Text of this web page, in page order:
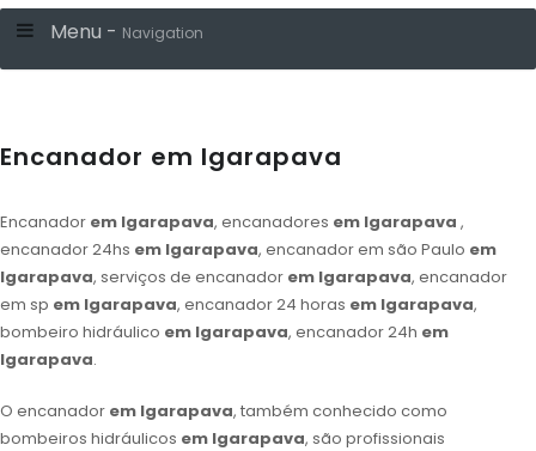
Menu - Navigation
Encanador em Igarapava
Encanador em Igarapava, encanadores em Igarapava ,
encanador 24hs em Igarapava, encanador em são Paulo em
Igarapava, serviços de encanador em Igarapava, encanador
em sp em Igarapava, encanador 24 horas em Igarapava,
bombeiro hidráulico em Igarapava, encanador 24h em
Igarapava.
O encanador em Igarapava, também conhecido como
bombeiros hidráulicos em Igarapava, são profissionais